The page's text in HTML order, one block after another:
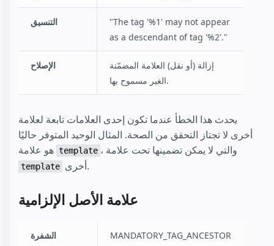
التنسيق
"The tag '%1' may not appear
as a descendant of tag '%2'."
الإصلاح
إزالة (أو نقل) العلامة المضمّنة
الغير مسموح بها.
يحدث هذا الخطأ عندما تكون إحدى العلامات تابعة لعلامة
أخرى لا تجتاز التحقق من الصحة. المثال الوحيد المتوفر حاليًا
template ، والتي لا يمكن تضمينها تحت علامة
template أخرى.
علامة الأصل الإلزامية
الشفرة MANDATORY_TAG_ANCESTOR